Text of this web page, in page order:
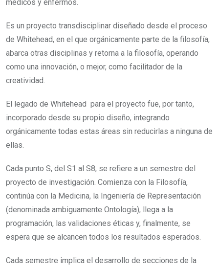
médicos y enfermos.
Es un proyecto transdisciplinar diseñado desde el proceso
de Whitehead, en el que orgánicamente parte de la filosofía,
abarca otras disciplinas y retorna a la filosofía, operando
como una innovación, o mejor, como facilitador de la
creatividad.
El legado de Whitehead para el proyecto fue, por tanto,
incorporado desde su propio diseño, integrando
orgánicamente todas estas áreas sin reducirlas a ninguna de
ellas.
Cada punto S, del S1 al S8, se refiere a un semestre del
proyecto de investigación. Comienza con la Filosofía,
continúa con la Medicina, la Ingeniería de Representación
(denominada ambiguamente Ontología), llega a la
programación, las validaciones éticas y, finalmente, se
espera que se alcancen todos los resultados esperados.
Cada semestre implica el desarrollo de secciones de la